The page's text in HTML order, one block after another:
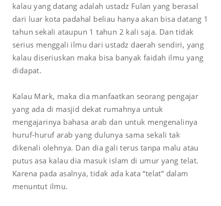
kalau yang datang adalah ustadz Fulan yang berasal
dari luar kota padahal beliau hanya akan bisa datang 1
tahun sekali ataupun 1 tahun 2 kali saja. Dan tidak
serius menggali ilmu dari ustadz daerah sendiri, yang
kalau diseriuskan maka bisa banyak faidah ilmu yang
didapat.
Kalau Mark, maka dia manfaatkan seorang pengajar
yang ada di masjid dekat rumahnya untuk
mengajarinya bahasa arab dan untuk mengenalinya
huruf-huruf arab yang dulunya sama sekali tak
dikenali olehnya. Dan dia gali terus tanpa malu atau
putus asa kalau dia masuk islam di umur yang telat.
Karena pada asalnya, tidak ada kata “telat” dalam
menuntut ilmu.